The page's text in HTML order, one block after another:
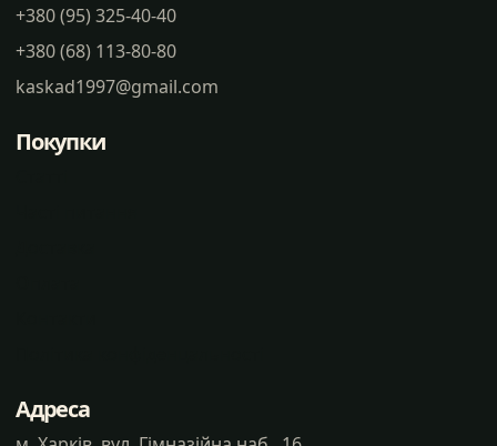
+380 (95) 325-40-40
+380 (68) 113-80-80
kaskad1997@gmail.com
Покупки
Адреса